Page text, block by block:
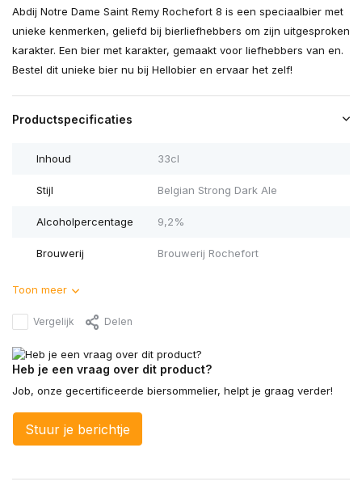
Abdij Notre Dame Saint Remy Rochefort 8 is een speciaalbier met
unieke kenmerken, geliefd bij bierliefhebbers om zijn uitgesproken
karakter. Een bier met karakter, gemaakt voor liefhebbers van en.
Bestel dit unieke bier nu bij Hellobier en ervaar het zelf!
Productspecificaties
Inhoud 33cl
Stijl Belgian Strong Dark Ale
Alcoholpercentage 9,2%
Brouwerij Brouwerij Rochefort
Toon meer
Vergelijk Delen
Heb je een vraag over dit product?
Job, onze gecertificeerde biersommelier, helpt je graag verder!
Stuur je berichtje